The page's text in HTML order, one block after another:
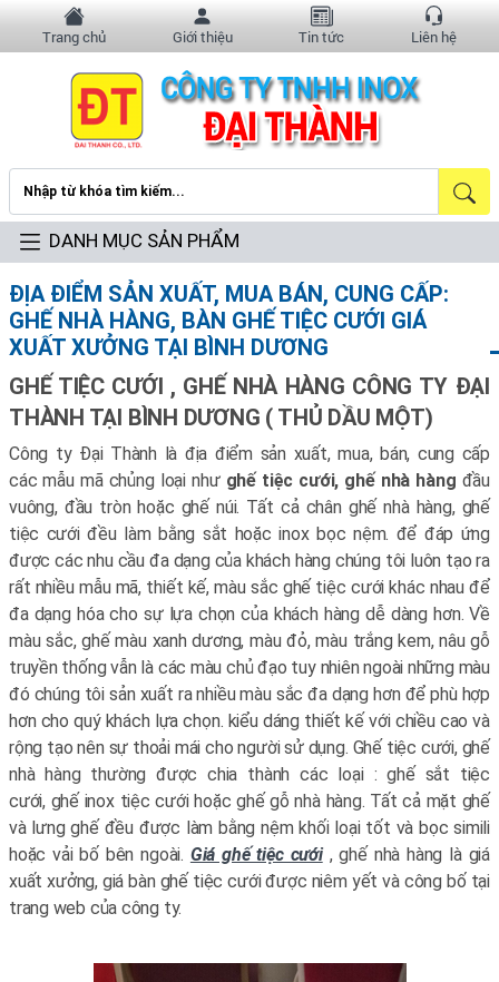
Trang chủ Giới thiệu Tin tức Liên hệ
DANH MỤC SẢN PHẨM
ĐỊA ĐIỂM SẢN XUẤT, MUA BÁN, CUNG CẤP:
GHẾ NHÀ HÀNG, BÀN GHẾ TIỆC CƯỚI GIÁ
XUẤT XƯỞNG TẠI BÌNH DƯƠNG
GHẾ TIỆC CƯỚI , GHẾ NHÀ HÀNG CÔNG TY ĐẠI
THÀNH TẠI BÌNH DƯƠNG ( THỦ DẦU MỘT)
Công ty Đại Thành là địa điểm sản xuất, mua, bán, cung cấp
các mẫu mã chủng loại như ghế tiệc cưới, ghế nhà hàng đầu
vuông, đầu tròn hoặc ghế núi. Tất cả chân ghế nhà hàng, ghế
tiệc cưới đều làm bằng sắt hoặc inox bọc nệm. để đáp ứng
được các nhu cầu đa dạng của khách hàng chúng tôi luôn tạo ra
rất nhiều mẫu mã, thiết kế, màu sắc ghế tiệc cưới khác nhau để
đa dạng hóa cho sự lựa chọn của khách hàng dễ dàng hơn. Về
màu sắc, ghế màu xanh dương, màu đỏ, màu trắng kem, nâu gỗ
truyền thống vẫn là các màu chủ đạo tuy nhiên ngoài những màu
đó chúng tôi sản xuất ra nhiều màu sắc đa dạng hơn để phù hợp
hơn cho quý khách lựa chọn. kiểu dáng thiết kế với chiều cao và
rộng tạo nên sự thoải mái cho người sử dụng. Ghế tiệc cưới, ghế
nhà hàng thường được chia thành các loại : ghế sắt tiệc
cưới, ghế inox tiệc cưới hoặc ghế gỗ nhà hàng. Tất cả mặt ghế
và lưng ghế đều được làm bằng nệm khối loại tốt và bọc simili
hoặc vải bố bên ngoài. Giá ghế tiệc cưới, ghế nhà hàng là giá
xuất xưởng, giá bàn ghế tiệc cưới được niêm yết và công bố tại
trang web của công ty.